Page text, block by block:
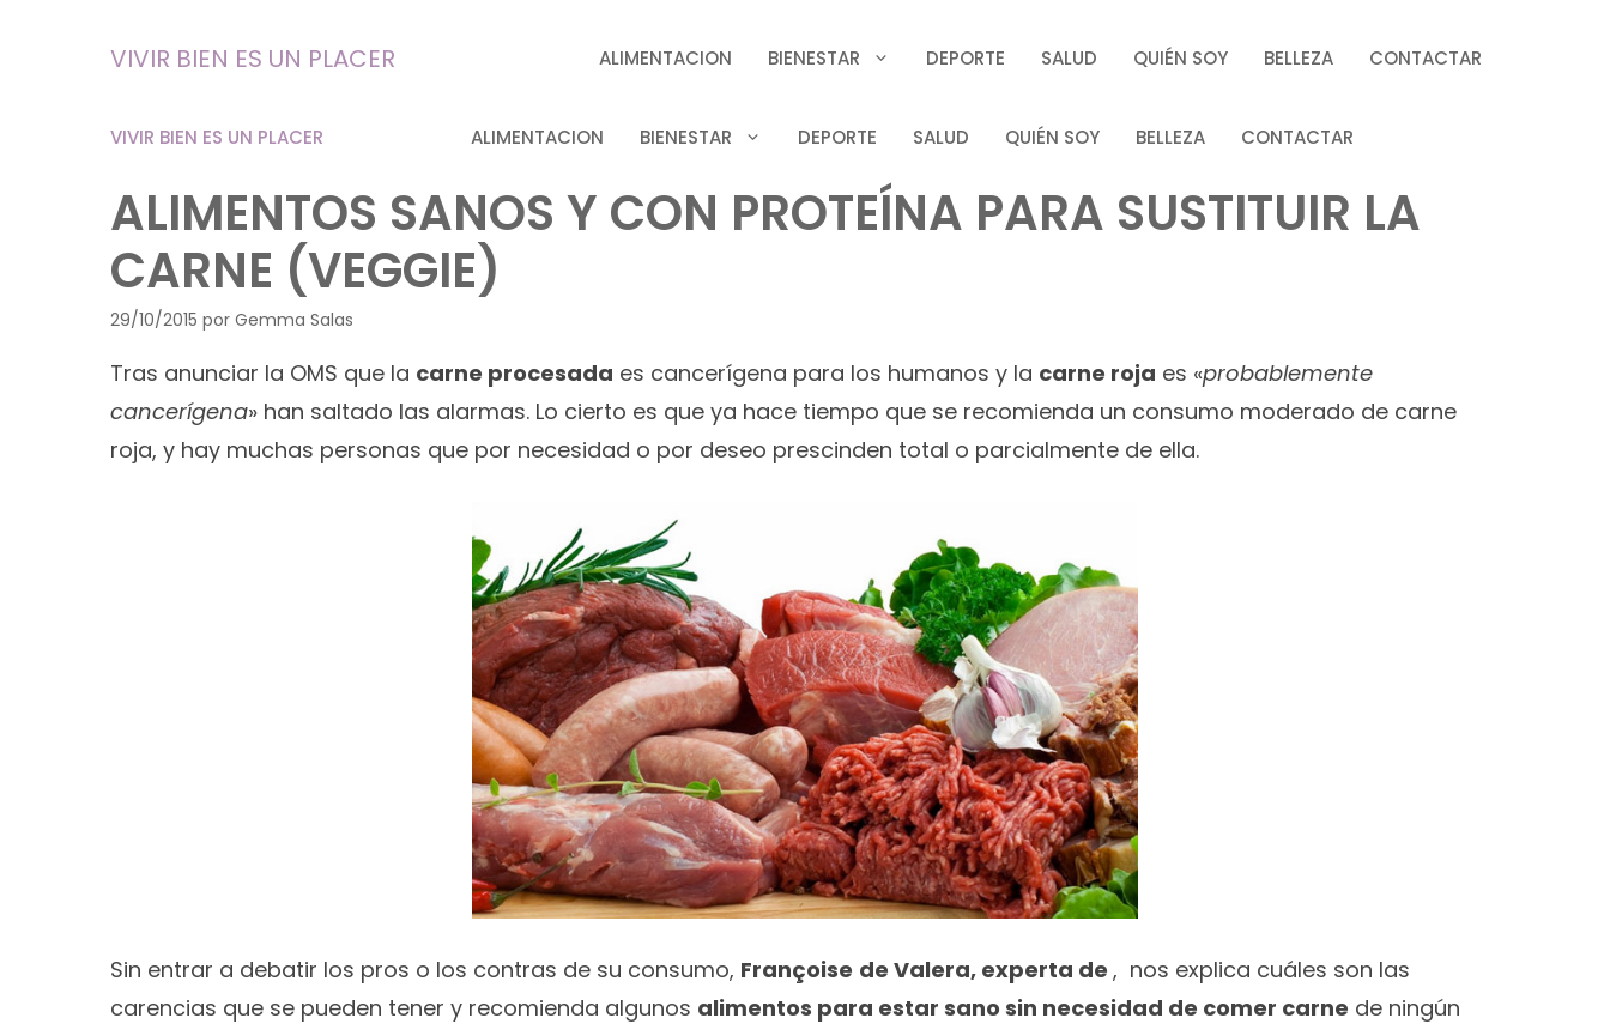
VIVIR BIEN ES UN PLACER ALIMENTACION BIENESTAR DEPORTE SALUD QUIÉN SOY BELLEZA CONTACTAR
VIVIR BIEN ES UN PLACER ALIMENTACION BIENESTAR DEPORTE SALUD QUIÉN SOY BELLEZA CONTACTAR
ALIMENTOS SANOS Y CON PROTEÍNA PARA SUSTITUIR LA
CARNE (VEGGIE)
29/10/2015 por Gemma Salas
Tras anunciar la OMS que la carne procesada es cancerígena para los humanos y la carne roja es «probablemente
cancerígena» han saltado las alarmas. Lo cierto es que ya hace tiempo que se recomienda un consumo moderado de carne
roja, y hay muchas personas que por necesidad o por deseo prescinden total o parcialmente de ella.
Sin entrar a debatir los pros o los contras de su consumo, Françoise de Valera, experta de , nos explica cuáles son las
carencias que se pueden tener y recomienda algunos alimentos para estar sano sin necesidad de comer carne de ningún